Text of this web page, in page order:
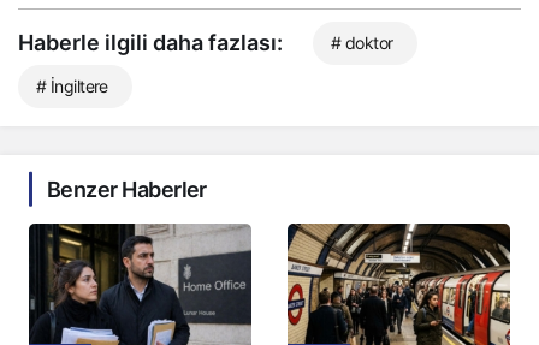
Haberle ilgili daha fazlası: # doktor
# İngiltere
Benzer Haberler